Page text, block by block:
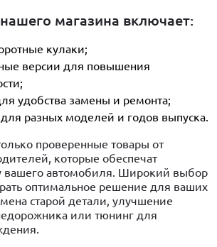
магазина включает:
кулаки;
версии для повышения
удобства замены и ремонта;
разных моделей и годов выпуска.
проверенные товары от
которые обеспечат
вашего автомобиля. Широкий выбор
оптимальное решение для ваших
старой детали, улучшение
или тюнинг для